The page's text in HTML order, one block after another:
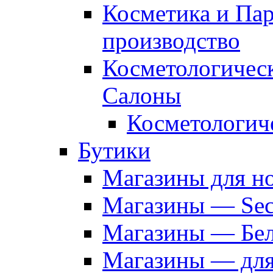
Косметика и
производство
Салоны
Бутики
Магазины для
Магазины —
Магазины —
Магазины —